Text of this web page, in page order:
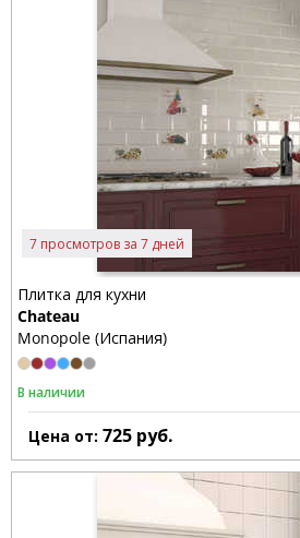
7 просмотров за 7 дней
Плитка для кухни
Chateau
Monopole (Испания)
В наличии
Цена от: 725 руб.